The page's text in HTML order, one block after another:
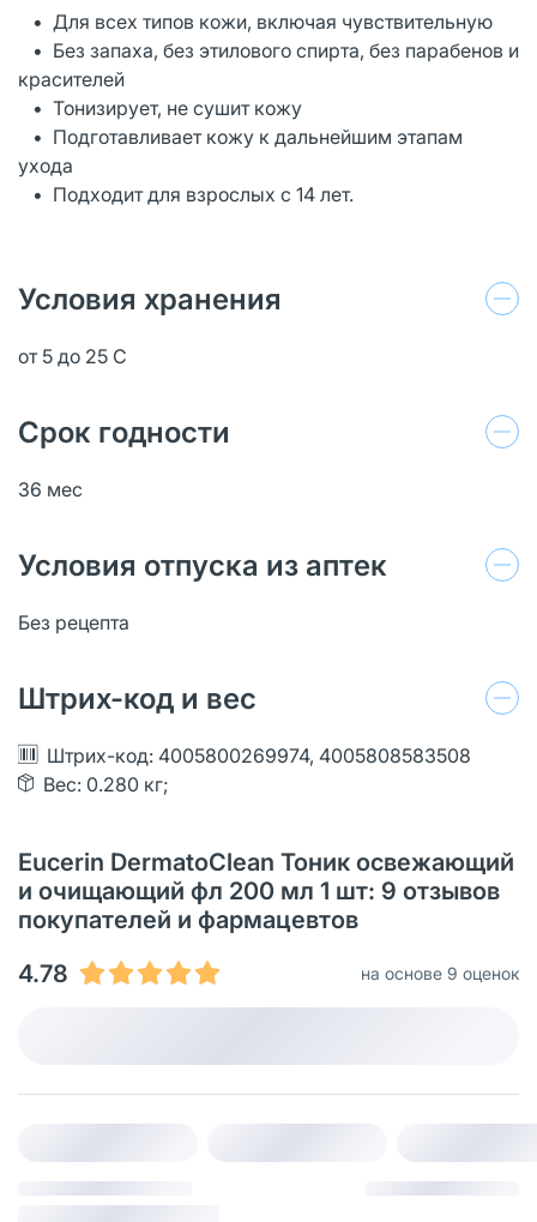
• Для всех типов кожи, включая чувствительную
• Без запаха, без этилового спирта, без парабенов и
красителей
• Тонизирует, не сушит кожу
• Подготавливает кожу к дальнейшим этапам
ухода
• Подходит для взрослых с 14 лет.
Условия хранения
от 5 до 25 С
Срок годности
36 мес
Условия отпуска из аптек
Без рецепта
Штрих-код и вес
Штрих-код: 4005800269974, 4005808583508
Вес: 0.280 кг;
Eucerin DermatoClean Тоник освежающий
и очищающий фл 200 мл 1 шт: 9 отзывов
покупателей и фармацевтов
4.78
на основе 9 оценок